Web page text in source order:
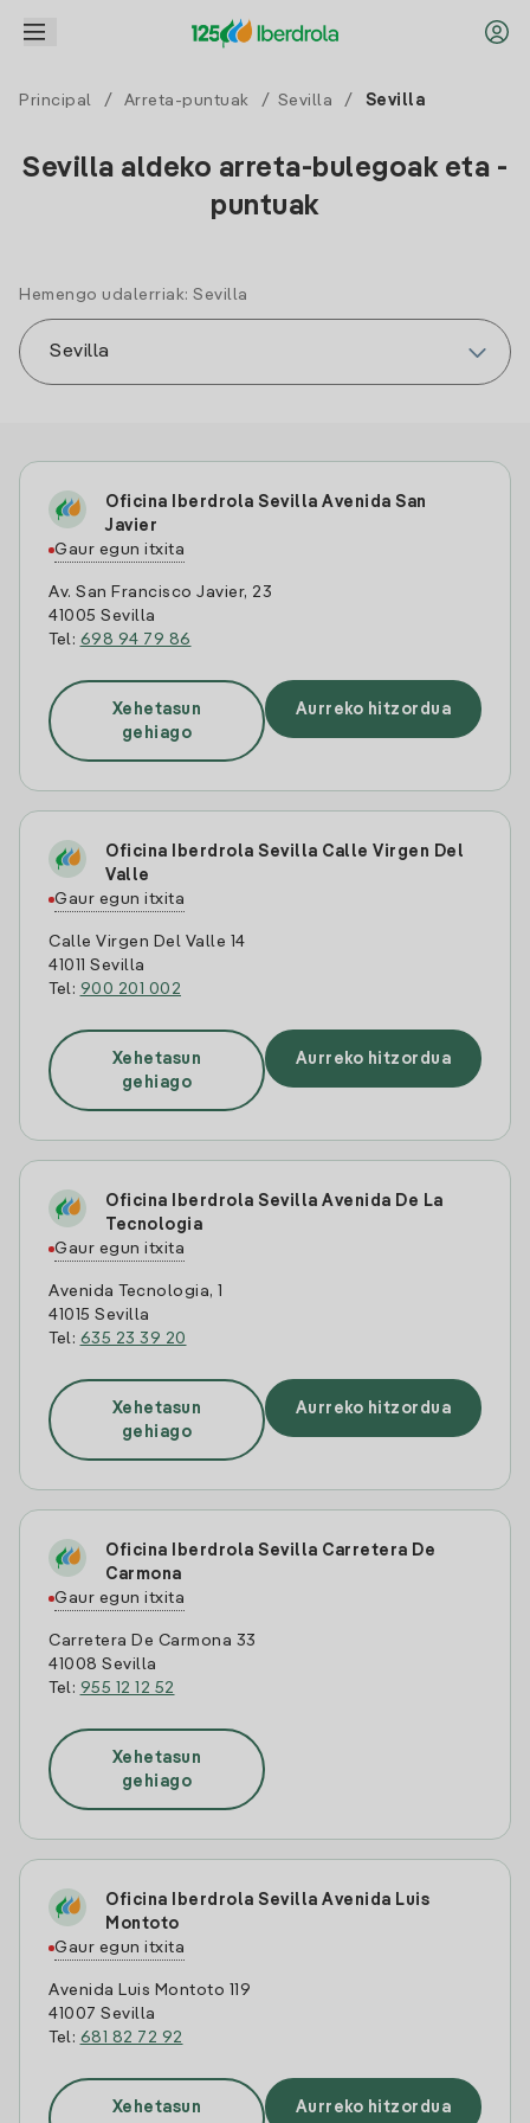
Principal / Arreta-puntuak / Sevilla / Sevilla
Sevilla aldeko arreta-bulegoak eta -
puntuak
Hemengo udalerriak: Sevilla
Oficina Iberdrola Sevilla Avenida San
Javier
Gaur egun itxita
Av. San Francisco Javier, 23
41005 Sevilla
Tel: 698 94 79 86
Xehetasun
gehiago
Aurreko hitzordua
Oficina Iberdrola Sevilla Calle Virgen Del
Valle
Gaur egun itxita
Calle Virgen Del Valle 14
41011 Sevilla
Tel: 900 201 002
Xehetasun
gehiago
Aurreko hitzordua
Oficina Iberdrola Sevilla Avenida De La
Tecnologia
Gaur egun itxita
Avenida Tecnologia, 1
41015 Sevilla
Tel: 635 23 39 20
Xehetasun
gehiago
Aurreko hitzordua
Oficina Iberdrola Sevilla Carretera De
Carmona
Gaur egun itxita
Carretera De Carmona 33
41008 Sevilla
Tel: 955 12 12 52
Xehetasun
gehiago
Oficina Iberdrola Sevilla Avenida Luis
Montoto
Gaur egun itxita
Avenida Luis Montoto 119
41007 Sevilla
Tel: 681 82 72 92
Xehetasun
Aurreko hitzordua